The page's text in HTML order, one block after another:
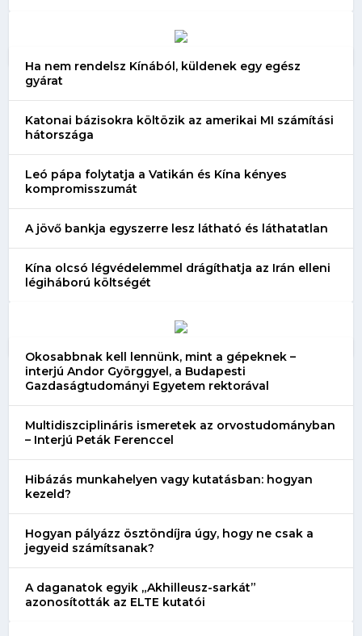
Ha nem rendelsz Kínából, küldenek egy egész
gyárat
Katonai bázisokra költözik az amerikai MI számítási
hátországa
Leó pápa folytatja a Vatikán és Kína kényes
kompromisszumát
A jövő bankja egyszerre lesz látható és láthatatlan
Kína olcsó légvédelemmel drágíthatja az Irán elleni
légiháború költségét
Okosabbnak kell lennünk, mint a gépeknek –
interjú Andor Györggyel, a Budapesti
Gazdaságtudományi Egyetem rektorával
Multidiszciplináris ismeretek az orvostudományban
– Interjú Peták Ferenccel
Hibázás munkahelyen vagy kutatásban: hogyan
kezeld?
Hogyan pályázz ösztöndíjra úgy, hogy ne csak a
jegyeid számítsanak?
A daganatok egyik „Akhilleusz-sarkát”
azonosították az ELTE kutatói